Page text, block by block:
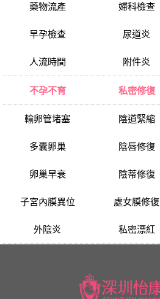
藥物流產
早孕檢查
人流時間
婦科檢查
尿道炎
附件炎
不孕不育
輸卵管堵塞
多囊卵巢
卵巢早衰
子宮內膜異位
外陰炎
私密修復
陰道緊縮
陰唇修復
陰蒂修復
處女膜修復
私密漂紅